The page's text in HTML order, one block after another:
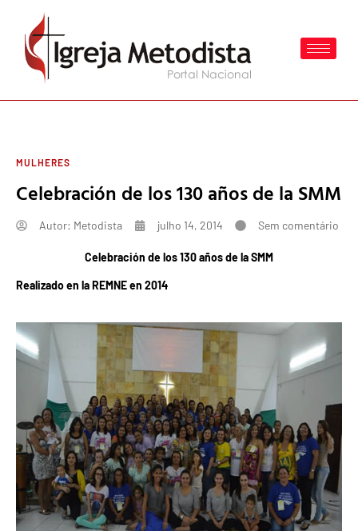
MULHERES
Celebración de los 130 años de la SMM
Autor: Metodista julho 14, 2014 Sem comentário
Celebración de los 130 años de la SMM
Realizado en la REMNE en 2014